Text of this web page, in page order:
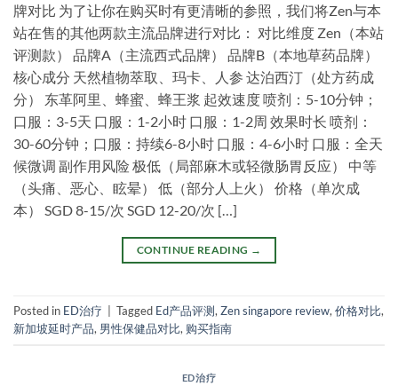
牌对比 为了让你在购买时有更清晰的参照，我们将Zen与本
站在售的其他两款主流品牌进行对比： 对比维度 Zen（本站
评测款） 品牌A（主流西式品牌） 品牌B（本地草药品牌）
核心成分 天然植物萃取、玛卡、人参 达泊西汀（处方药成
分） 东革阿里、蜂蜜、蜂王浆 起效速度 喷剂：5-10分钟；
口服：3-5天 口服：1-2小时 口服：1-2周 效果时长 喷剂：
30-60分钟；口服：持续6-8小时 口服：4-6小时 口服：全天
候微调 副作用风险 极低（局部麻木或轻微肠胃反应） 中等
（头痛、恶心、眩晕） 低（部分人上火） 价格（单次成
本） SGD 8-15/次 SGD 12-20/次 […]
CONTINUE READING →
Posted in ED治疗 Tagged Ed产品评测,Zen singapore review,价格对比,
新加坡延时产品, 男性保健品对比, 购买指南
ED治疗